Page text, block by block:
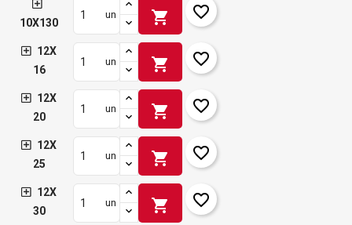
10X130
un shopping_cart favorite_border
12X
16
un shopping_cart favorite_border
12X
20
un shopping_cart favorite_border
12X
25
un shopping_cart favorite_border
12X
30
un shopping_cart favorite_border